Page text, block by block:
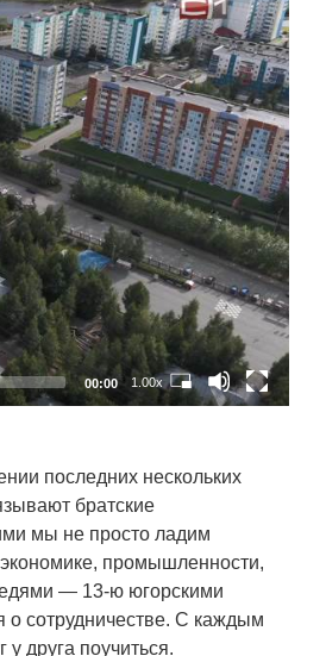
00:00 1.00x
последних нескольких
братские
мы не просто ладим
промышленности,
— 13-ю югорскими
сотрудничестве. С каждым
друга поучиться.